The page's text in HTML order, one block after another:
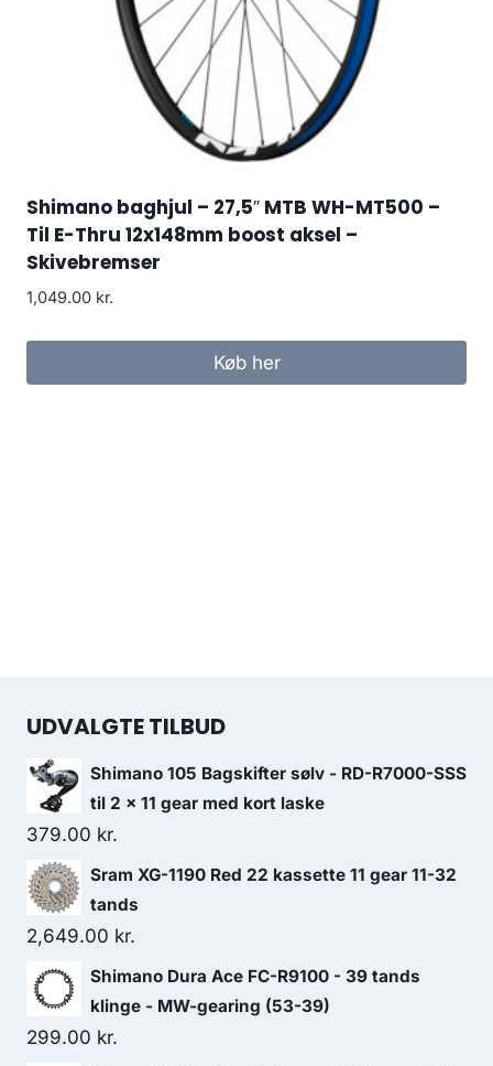
Shimano baghjul – 27,5″ MTB WH-MT500 –
Til E-Thru 12x148mm boost aksel –
Skivebremser
1,049.00 kr.
Køb her
UDVALGTE TILBUD
Shimano 105 Bagskifter sølv - RD-R7000-SSS
til 2 x 11 gear med kort laske
379.00 kr.
Sram XG-1190 Red 22 kassette 11 gear 11-32
tands
2,649.00 kr.
Shimano Dura Ace FC-R9100 - 39 tands
klinge - MW-gearing (53-39)
299.00 kr.